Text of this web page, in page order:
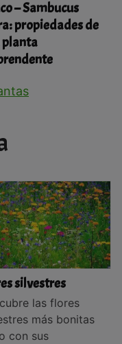
– Sambucus
propiedades de
planta
silvestres
las flores
más bonitas
con sus